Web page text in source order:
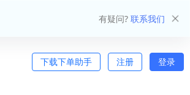
有疑问? 联系我们
下载下单助手 注册 登录